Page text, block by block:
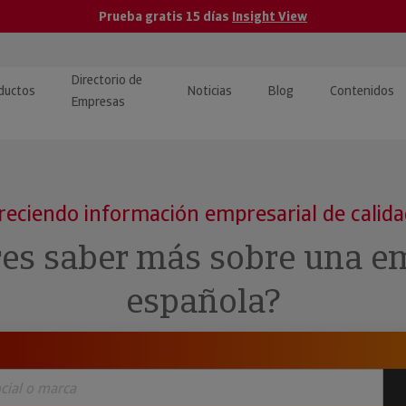
Prueba gratis 15 días Insight View
y ERP
· Recuperación de
Directorio de
Empresas
Noticias Blog Contenidos
Pública
Investigada
información empresarial de
saber más sobre una
española?